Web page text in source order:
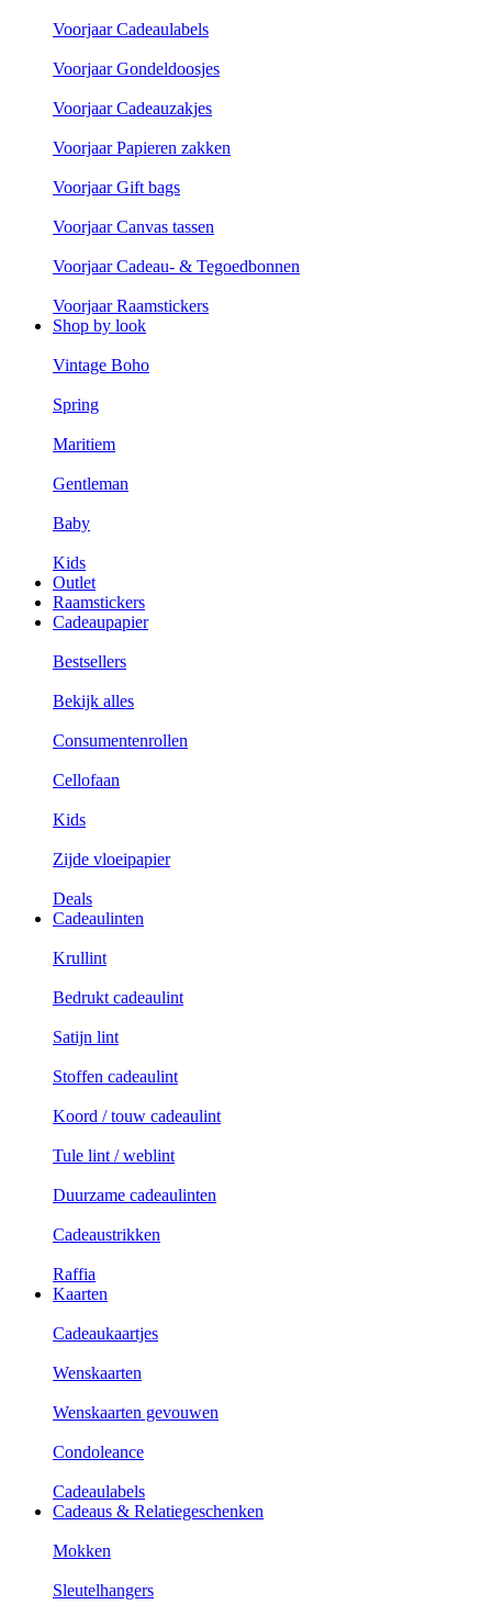
Voorjaar Cadeaulabels
Voorjaar Gondeldoosjes
Voorjaar Cadeauzakjes
Voorjaar Papieren zakken
Voorjaar Gift bags
Voorjaar Canvas tassen
Voorjaar Cadeau- & Tegoedbonnen
Voorjaar Raamstickers
Shop by look
Vintage Boho
Spring
Maritiem
Gentleman
Baby
Kids
Outlet
Raamstickers
Cadeaupapier
Bestsellers
Bekijk alles
Consumentenrollen
Cellofaan
Kids
Zijde vloeipapier
Deals
Cadeaulinten
Krullint
Bedrukt cadeaulint
Satijn lint
Stoffen cadeaulint
Koord / touw cadeaulint
Tule lint / weblint
Duurzame cadeaulinten
Cadeaustrikken
Raffia
Kaarten
Cadeaukaartjes
Wenskaarten
Wenskaarten gevouwen
Condoleance
Cadeaulabels
Cadeaus & Relatiegeschenken
Mokken
Sleutelhangers